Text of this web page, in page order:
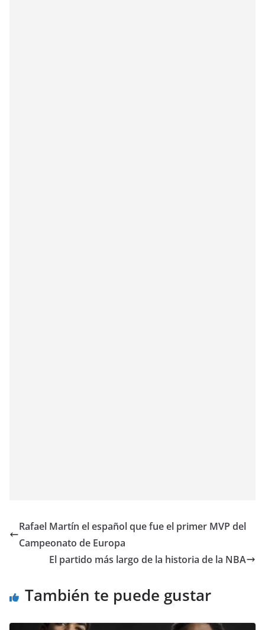
Rafael Martín el español que fue el primer MVP del
Campeonato de Europa
El partido más largo de la historia de la NBA
También te puede gustar